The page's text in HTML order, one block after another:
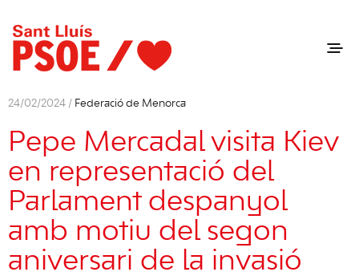
24/02/2024 / Federació de Menorca
Pepe Mercadal visita Kiev
en representació del
Parlament despanyol
amb motiu del segon
aniversari de la invasió